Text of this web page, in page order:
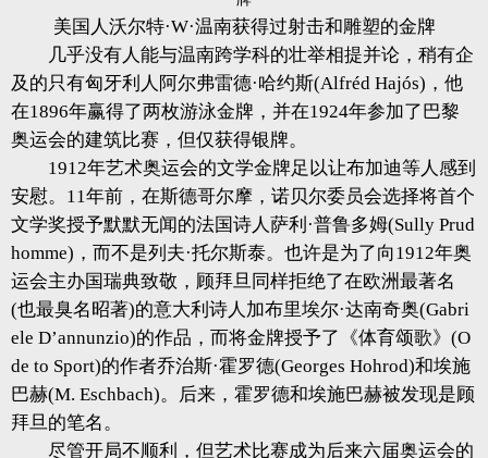
美国人沃尔特·W·温南获得过射击和雕塑的金牌
几乎没有人能与温南跨学科的壮举相提并论，稍有企
及的只有匈牙利人阿尔弗雷德·哈约斯(Alfréd Hajós)，他
在1896年赢得了两枚游泳金牌，并在1924年参加了巴黎
奥运会的建筑比赛，但仅获得银牌。
1912年艺术奥运会的文学金牌足以让布加迪等人感到
安慰。11年前，在斯德哥尔摩，诺贝尔委员会选择将首个
文学奖授予默默无闻的法国诗人萨利·普鲁多姆(Sully Prud
homme)，而不是列夫·托尔斯泰。也许是为了向1912年奥
运会主办国瑞典致敬，顾拜旦同样拒绝了在欧洲最著名
(也最臭名昭著)的意大利诗人加布里埃尔·达南奇奥(Gabri
ele D’annunzio)的作品，而将金牌授予了《体育颂歌》(O
de to Sport)的作者乔治斯·霍罗德(Georges Hohrod)和埃施
巴赫(M. Eschbach)。后来，霍罗德和埃施巴赫被发现是顾
拜旦的笔名。
尽管开局不顺利，但艺术比赛成为后来六届奥运会的